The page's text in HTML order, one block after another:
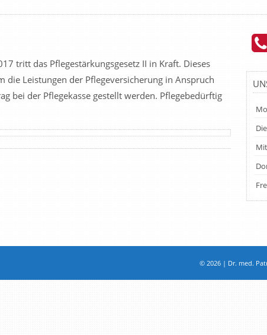
tritt das Pflegestärkungsgesetz II in Kraft. Dieses
die Leistungen der Pflegeversicherung in Anspruch
bei der Pflegekasse gestellt werden. Pflegebedürftig
© 2026 | Dr. med.